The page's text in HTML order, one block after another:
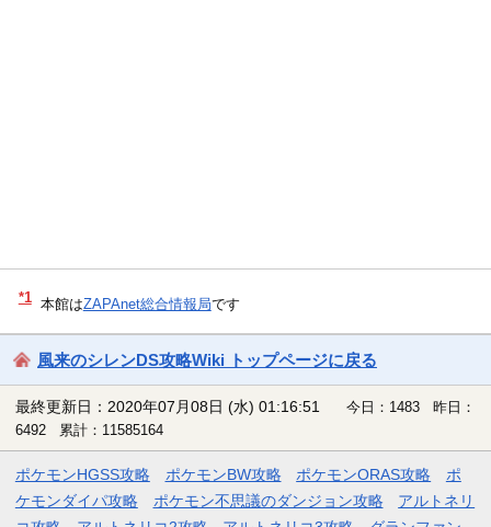
*1 本館はZAPAnet総合情報局です
風来のシレンDS攻略Wiki トップページに戻る
最終更新日：2020年07月08日 (水) 01:16:51
今日：1483 昨日：
6492 累計：11585164
ポケモンHGSS攻略 ポケモンBW攻略 ポケモンORAS攻略
ポ
ケモンダイパ攻略
ポケモン不思議のダンジョン攻略
アルトネリ